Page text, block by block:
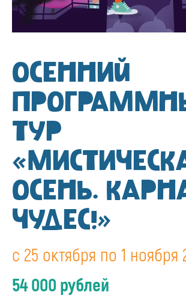
ОСЕННИЙ
ТУР
ОСЕНЬ.
ЧУДЕС!»
с 25 октября по 1 ноября
54 000 рублей